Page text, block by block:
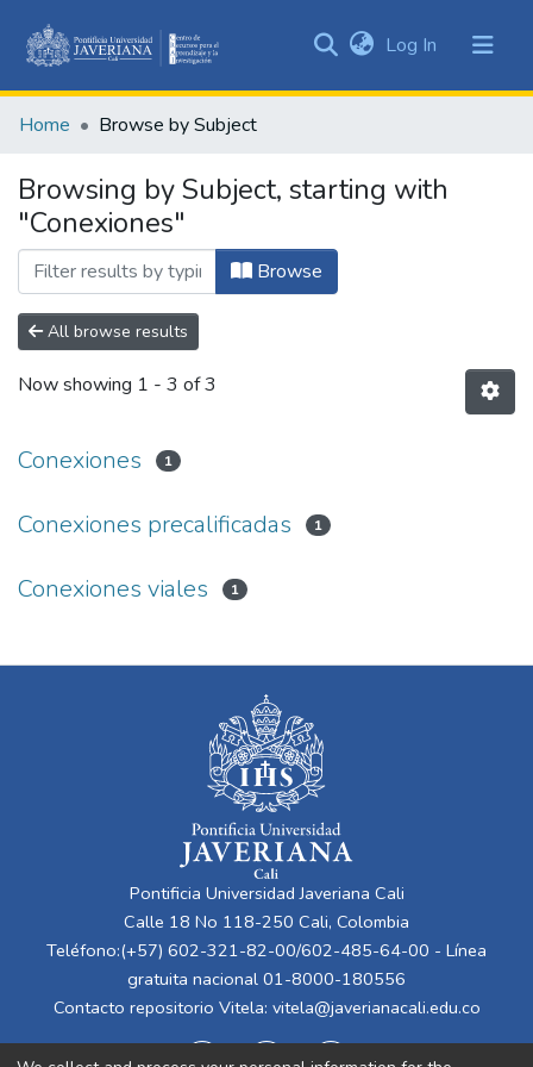
&
All of DSpace
Log In (current)
Home Browse by Subject
Browsing by Subject, starting with
"Conexiones"
Browse
All browse results
Now showing 1 - 3 of 3
Conexiones 1
Conexiones precalificadas 1
Conexiones viales 1
Pontificia Universidad Javeriana Cali
Calle 18 No 118-250 Cali, Colombia
Teléfono:(+57) 602-321-82-00/602-485-64-00 - Línea
gratuita nacional 01-8000-180556
Contacto repositorio Vitela: vitela@javerianacali.edu.co